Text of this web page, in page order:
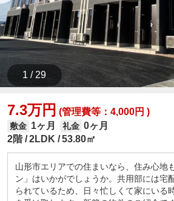
1 / 29
7.3万円 (管理費等：4,000円 )
敷金 1ヶ月 礼金 0ヶ月
2階 2LDK 53.80㎡
山形市エリアでの住まいなら、住み心地
ン」はいかがでしょうか。共用部には宅
られているため、日々忙しくて家にいる